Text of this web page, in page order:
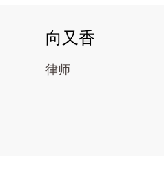
向又香
律师